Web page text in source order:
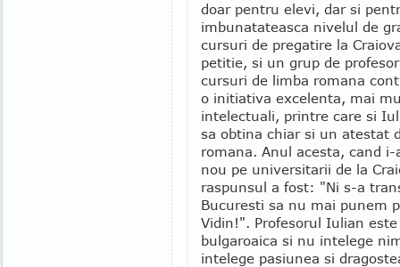
doar pentru elevi, dar si
imbunatateasca nivelul de
cursuri de pregatire la
petitie, si un grup de
cursuri de limba romana
o initiativa excelenta, mai
intelectuali, printre care si
sa obtina chiar si un atestat
romana. Anul acesta, cand
nou pe universitarii de la
raspunsul a fost: "Ni s-a
Bucuresti sa nu mai punem
Vidin!". Profesorul Iulian
bulgaroaica si nu intelege
intelege pasiunea si